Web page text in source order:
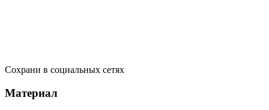
Сохрани в социальных сетях
Материал